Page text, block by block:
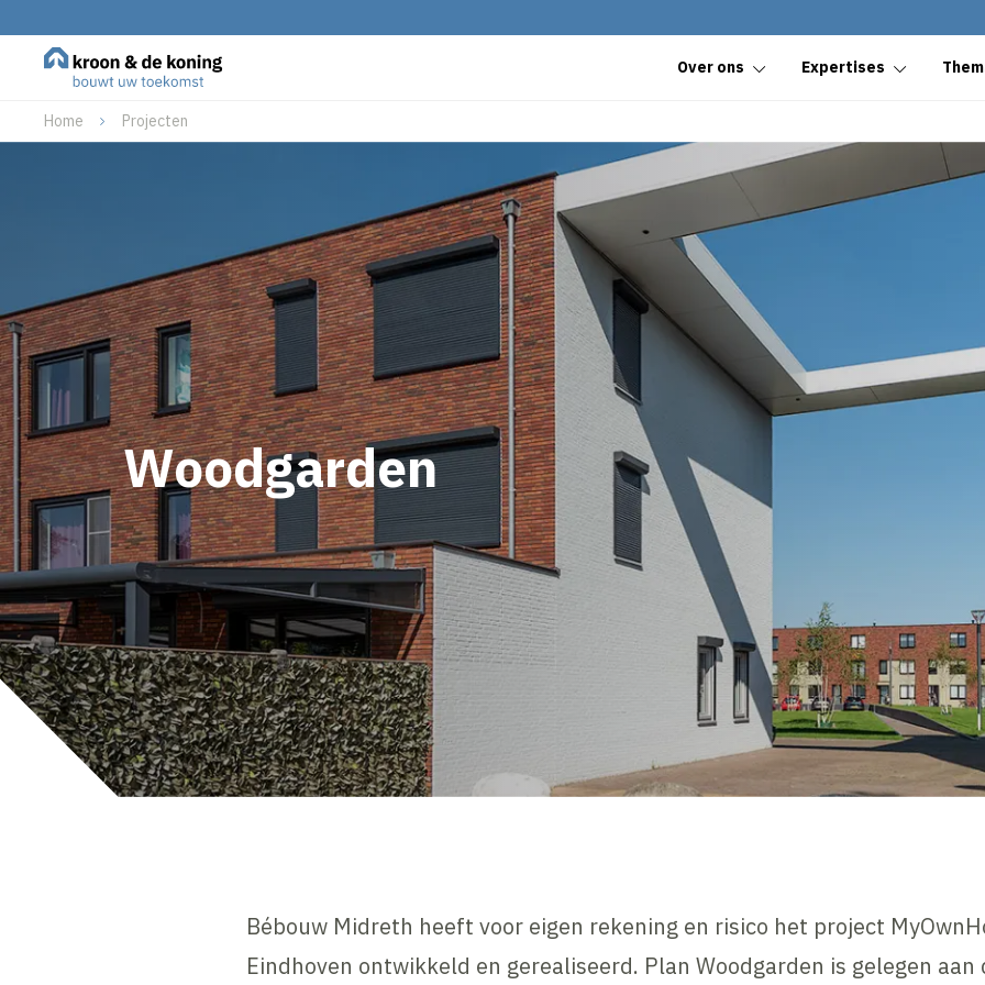
Over ons Expertises
Home Projecten
Woodgarden
Bébouw Midreth heeft voor eigen rekening en risico het project
Eindhoven ontwikkeld en gerealiseerd. Plan Woodgarden is gelegen aan